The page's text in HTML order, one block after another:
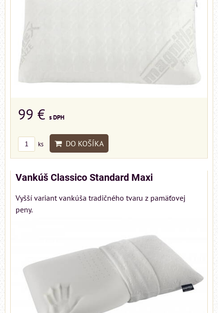
99 € s DPH
ks DO KOŠÍKA
Vankúš Classico Standard Maxi
Vyšší variant vankúša tradičného tvaru z pamäťovej
peny.